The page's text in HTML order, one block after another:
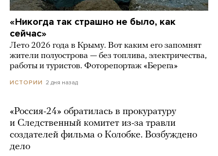
«Никогда так страшно не было, как
сейчас»
Лето 2026 года в Крыму. Вот каким его запомнят
жители полуострова — без топлива, электричества,
работы и туристов. Фоторепортаж «Берега»
ИСТОРИИ 2 дня назад
«Россия-24» обратилась в прокуратуру
и Следственный комитет из-за травли
создателей фильма о Колобке. Возбуждено
дело